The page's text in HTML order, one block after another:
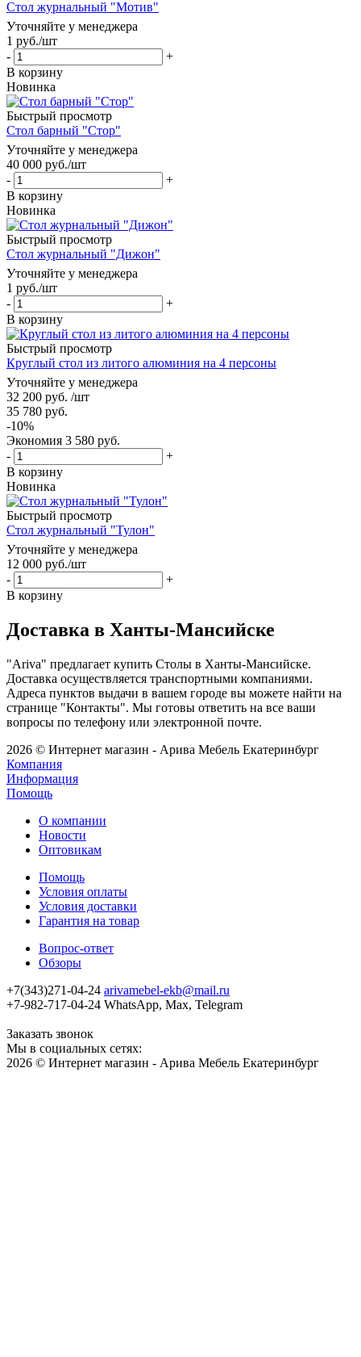
Стол журнальный "Мотив"
Уточняйте у менеджера
1 руб./шт
-
+
В корзину
Новинка
Быстрый просмотр
Стол барный "Стор"
Уточняйте у менеджера
40 000 руб./шт
-
+
В корзину
Новинка
Быстрый просмотр
Стол журнальный "Дижон"
Уточняйте у менеджера
1 руб./шт
-
+
В корзину
Быстрый просмотр
Круглый стол из литого алюминия на 4 персоны
Уточняйте у менеджера
32 200 руб. /шт
35 780 руб.
-10%
Экономия 3 580 руб.
-
+
В корзину
Новинка
Быстрый просмотр
Стол журнальный "Тулон"
Уточняйте у менеджера
12 000 руб./шт
-
+
В корзину
Доставка в Ханты-Мансийске
"Ariva" предлагает купить Столы в Ханты-Мансийске.
Доставка осуществляется транспортными компаниями.
Адреса пунктов выдачи в вашем городе вы можете найти на
странице "Контакты". Мы готовы ответить на все ваши
вопросы по телефону или электронной почте.
2026 © Интернет магазин - Арива Мебель Екатеринбург
Компания
Информация
Помощь
О компании
Новости
Оптовикам
Помощь
Условия оплаты
Условия доставки
Гарантия на товар
Вопрос-ответ
Обзоры
+7(343)271-04-24 arivamebel-ekb@mail.ru
+7-982-717-04-24 WhatsApp, Max, Telegram
Заказать звонок
Мы в социальных сетях:
2026 © Интернет магазин - Арива Мебель Екатеринбург